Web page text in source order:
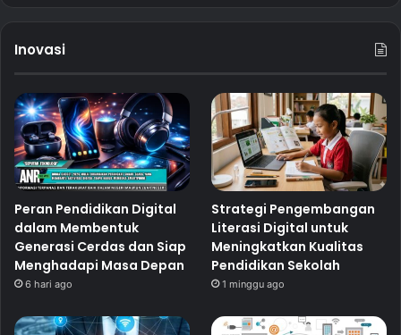
Inovasi
Peran Pendidikan Digital
dalam Membentuk
Generasi Cerdas dan Siap
Menghadapi Masa Depan
6 hari ago
Strategi Pengembangan
Literasi Digital untuk
Meningkatkan Kualitas
Pendidikan Sekolah
1 minggu ago